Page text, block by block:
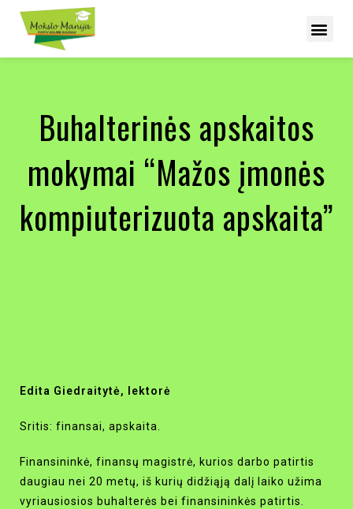
Buhalterinės apskaitos
mokymai “Mažos įmonės
kompiuterizuota apskaita”
Edita Giedraitytė, lektorė
Sritis: finansai, apskaita.
Finansininkė, finansų magistrė, kurios darbo patirtis
daugiau nei 20 metų, iš kurių didžiąją dalį laiko užima
vyriausiosios buhalterės bei finansininkės patirtis.